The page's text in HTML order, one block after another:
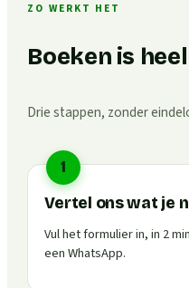
ZO WERKT HET
Boeken is
Drie stappen, zonder
1
Vertel ons wat je
Vul het formulier in, in 2
een WhatsApp.